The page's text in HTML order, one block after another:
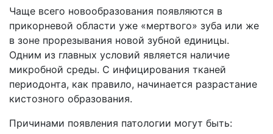
Чаще всего новообразования появляются в
прикорневой области уже «мертвого» зуба или же
в зоне прорезывания новой зубной единицы.
Одним из главных условий является наличие
микробной среды. С инфицирования тканей
периодонта, как правило, начинается разрастание
кистозного образования.
Причинами появления патологии могут быть: